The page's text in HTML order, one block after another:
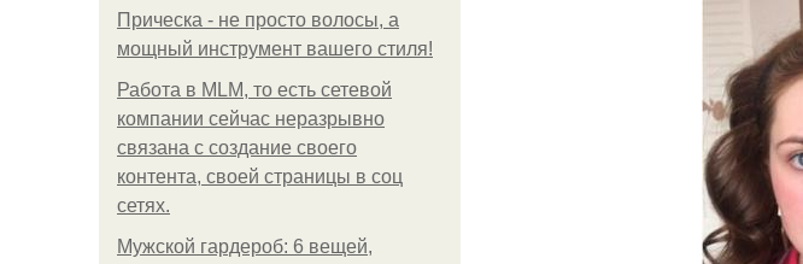
Прическа - не просто волосы, а
мощный инструмент вашего стиля!
Работа в MLM, то есть сетевой
компании сейчас неразрывно
связана с создание своего
контента, своей страницы в соц
сетях.
Мужской гардероб: 6 вещей,